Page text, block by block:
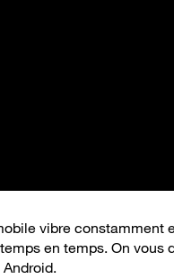
vibre constamment
en temps. On vous